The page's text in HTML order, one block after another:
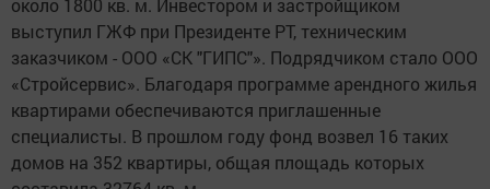
около 1800 кв. м. Инвестором и застройщиком
выступил ГЖФ при Президенте РТ, техническим
заказчиком - ООО «СК "ГИПС"». Подрядчиком стало ООО
«Стройсервис». Благодаря программе арендного жилья
квартирами обеспечиваются приглашенные
специалисты. В прошлом году фонд возвел 16 таких
домов на 352 квартиры, общая площадь которых